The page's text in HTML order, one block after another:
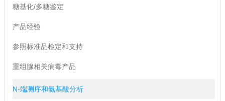
糖基化/多糖鉴定
产品经验
参照标准品检定和支持
重组腺相关病毒产品
N-端测序和氨基酸分析